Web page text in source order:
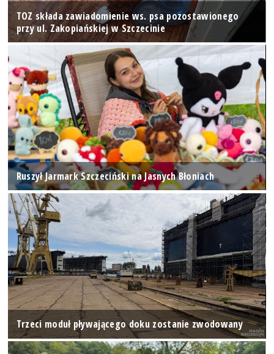
TOZ składa zawiadomienie ws. psa pozostawionego
przy ul. Zakopiańskiej w Szczecinie
Ruszył Jarmark Szczeciński na Jasnych Błoniach
Trzeci moduł pływającego doku zostanie zwodowany